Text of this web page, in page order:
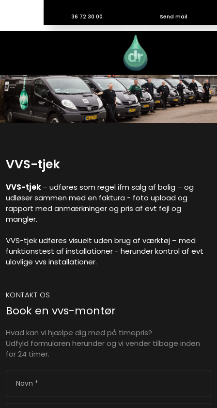
36 72 30 00 Send mail
​VVS-tjek
VVS-tjek– udføres som regel ifm salg af bolig – og
udløser sammen med en faktura - foto upload og
rapport med anmærkninger og pris af evt fejl og
mangler.
VVS-tjek udføres visuelt uden brug af værktøj – med
funktionstest af installationer - herunder kontrol af evt
ulovlige vvs installationer.
KONTAKT OS
Book en vvs-montør
Hvad kan vi hjælpe dig med på timepris?
Udfyld formularen herunder og vi vender tilbage inden
for 24 timer.